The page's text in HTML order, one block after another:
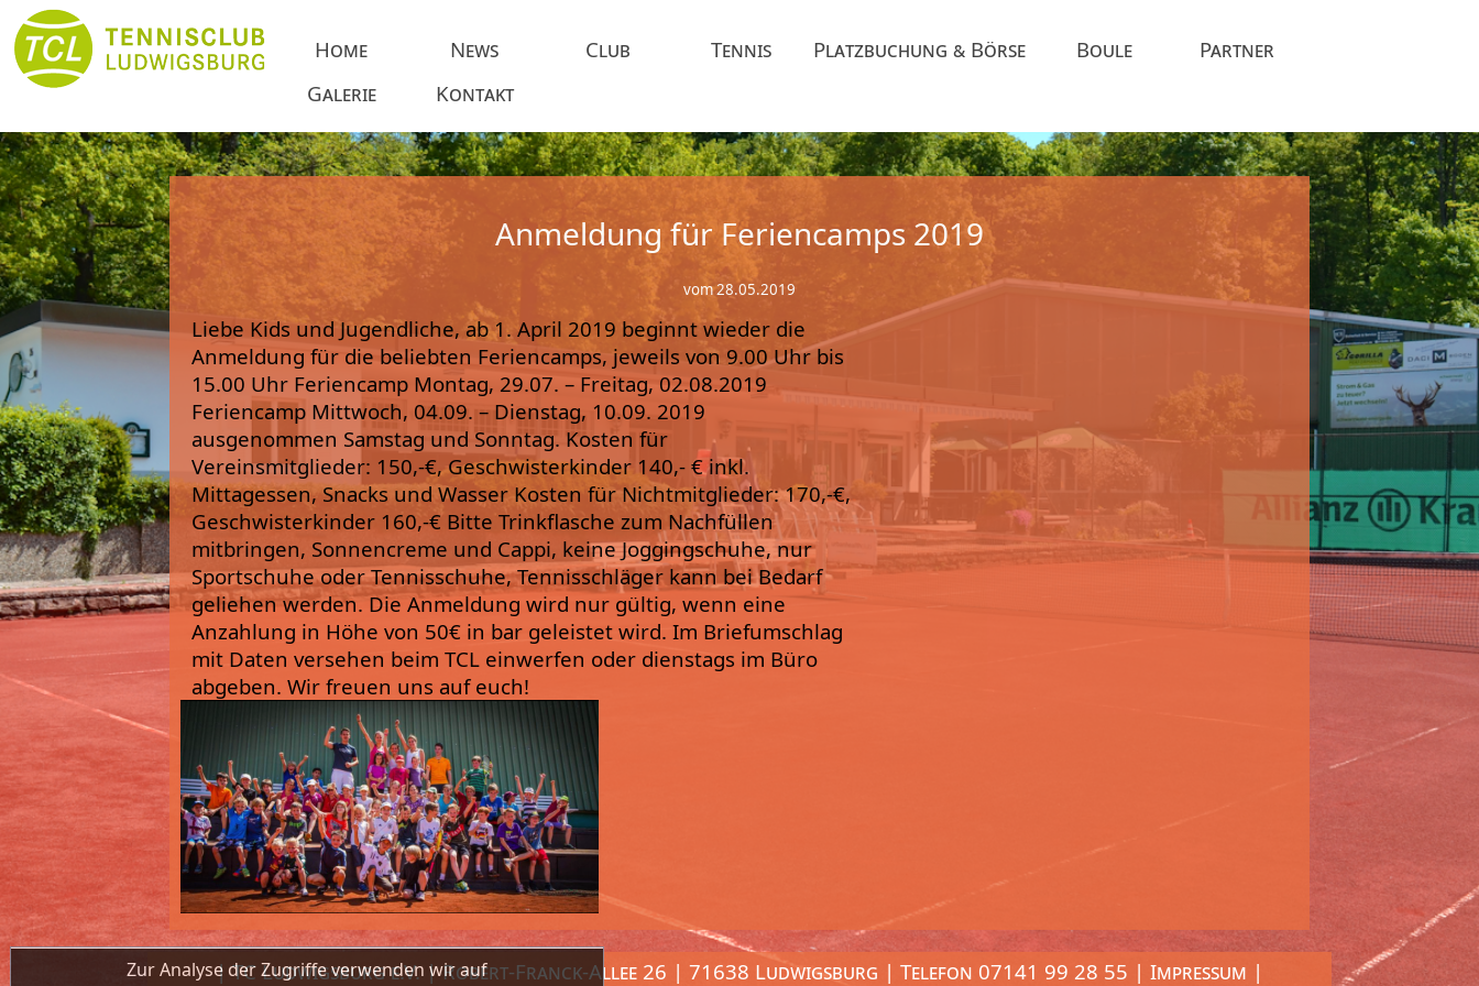
Zur Analyse der Zugriffe verwenden wir auf
Home News Club Tennis Platzbuchung & Börse Boule
Partner
Galerie
Kontakt
Anmeldung für Feriencamps 2019
vom 28.05.2019
Liebe Kids und Jugendliche, ab 1. April 2019 beginnt wieder die
Anmeldung für die beliebten Feriencamps, jeweils von 9.00 Uhr bis
15.00 Uhr Feriencamp Montag, 29.07. – Freitag, 02.08.2019
Feriencamp Mittwoch, 04.09. – Dienstag, 10.09. 2019
ausgenommen Samstag und Sonntag. Kosten für
Vereinsmitglieder: 150,-€, Geschwisterkinder 140,- € inkl.
Mittagessen, Snacks und Wasser Kosten für Nichtmitglieder: 170,-€,
Geschwisterkinder 160,-€ Bitte Trinkflasche zum Nachfüllen
mitbringen, Sonnencreme und Cappi, keine Joggingschuhe, nur
Sportschuhe oder Tennisschuhe, Tennisschläger kann bei Bedarf
geliehen werden. Die Anmeldung wird nur gültig, wenn eine
Anzahlung in Höhe von 50€ in bar geleistet wird. Im Briefumschlag
mit Daten versehen beim TCL einwerfen oder dienstags im Büro
abgeben. Wir freuen uns auf euch!
| TC Ludwigsburg e.V. | Robert-Franck-Allee 26 | 71638 Ludwigsburg | Telefon 07141 99 28 55 | Impressum |